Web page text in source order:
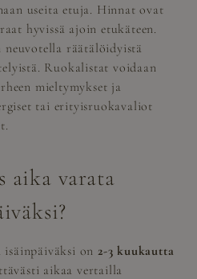
useita etuja. Hinnat ovat
hyvissä ajoin etukäteen.
neuvotella räätälöidyistä
Ruokalistat voidaan
mieltymykset ja
tai erityisruokavaliot
aika varata
on 2-3 kuukautta
aikaa vertailla